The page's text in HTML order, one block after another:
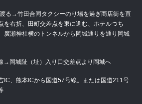
る→竹田合同タクシーのり場を過ぎ商店街を直
を右折、田町交差点を東に進む、ホテルつち
廣瀬神社横のトンネルから岡城通りを通り岡城
→岡城阯（址）入り口交差点より岡城へ
IC、熊本ICから国道57号線。または国道211号